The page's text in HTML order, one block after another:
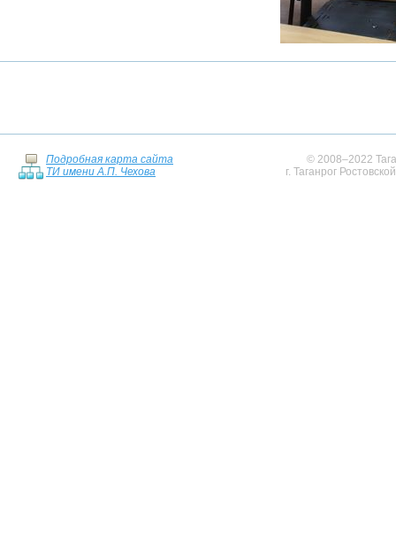
Подробная карта сайта
ТИ имени А.П. Чехова
© 2008–2022
г. Таганрог